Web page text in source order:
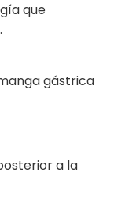
que
gástrica
a la